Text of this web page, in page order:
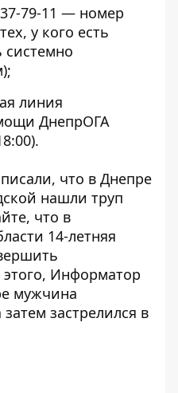
79-11 — номер
у кого есть
линия
ДнепрОГА
что в Днепре
нашли труп
что в
14-летняя
Информатор
мужчина
застрелился в